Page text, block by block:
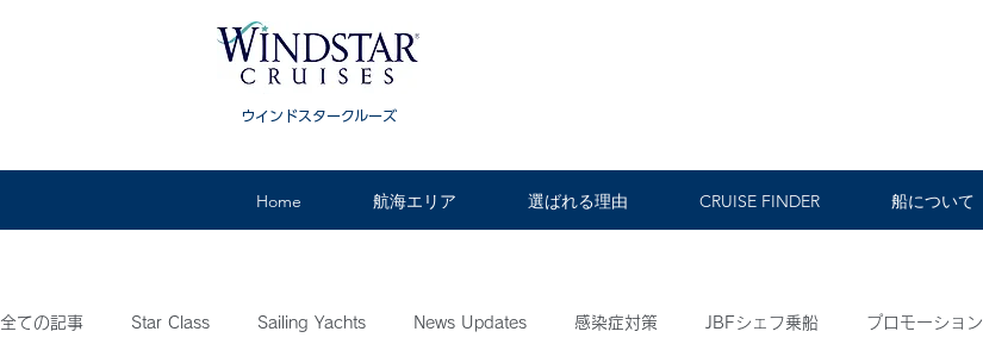
ウインドスタークルーズ
Home 航海エリア 選ばれる理由 CRUISE FINDER 船について
全ての記事 Star Class Sailing Yachts News Updates 感染症対策 JBFシェフ乗船 プロモーション